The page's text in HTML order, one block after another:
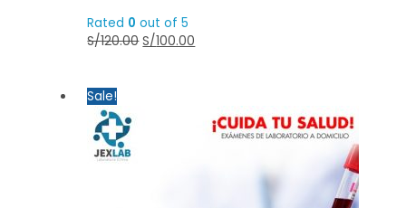
Rated 0 out of 5
S/120.00 S/100.00
Sale!